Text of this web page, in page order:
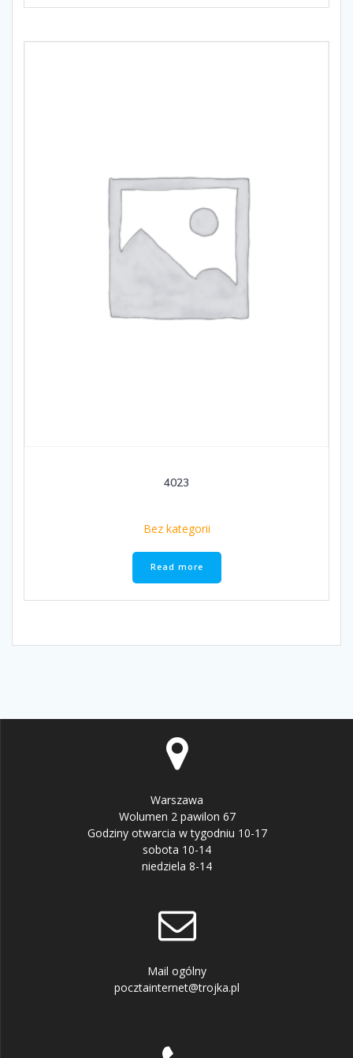
4023
Bez kategorii
Read more
Warszawa
Wolumen 2 pawilon 67
Godziny otwarcia w tygodniu 10-17
sobota 10-14
niedziela 8-14
Mail ogólny
pocztainternet@trojka.pl